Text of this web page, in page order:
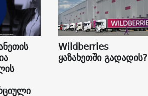
Wildberries
ყაზახეთში გადადის?